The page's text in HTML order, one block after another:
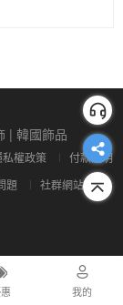
我的
| 韓國飾品
私權政策
付款說明
題 社群網站